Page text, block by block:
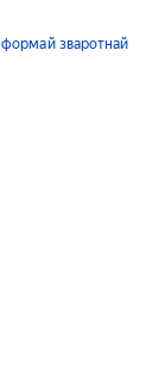
формай зваротнай